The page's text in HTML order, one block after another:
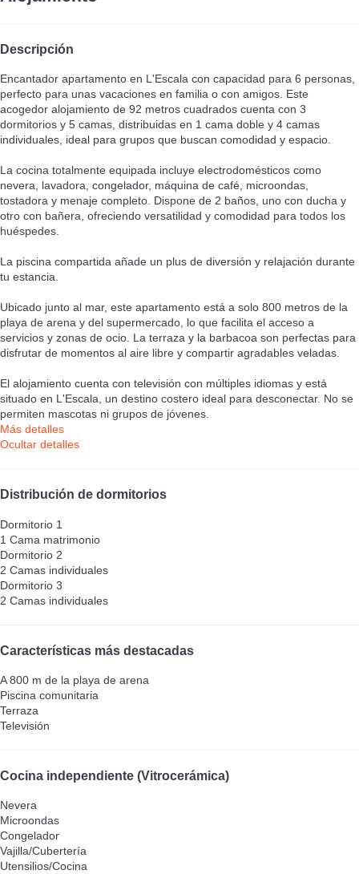
Descripción
Encantador apartamento en L'Escala con capacidad para 6 personas,
perfecto para unas vacaciones en familia o con amigos. Este
acogedor alojamiento de 92 metros cuadrados cuenta con 3
dormitorios y 5 camas, distribuidas en 1 cama doble y 4 camas
individuales, ideal para grupos que buscan comodidad y espacio.
La cocina totalmente equipada incluye electrodomésticos como
nevera, lavadora, congelador, máquina de café, microondas,
tostadora y menaje completo. Dispone de 2 baños, uno con ducha y
otro con bañera, ofreciendo versatilidad y comodidad para todos los
huéspedes.
La piscina compartida añade un plus de diversión y relajación durante
tu estancia.
Ubicado junto al mar, este apartamento está a solo 800 metros de la
playa de arena y del supermercado, lo que facilita el acceso a
servicios y zonas de ocio. La terraza y la barbacoa son perfectas para
disfrutar de momentos al aire libre y compartir agradables veladas.
El alojamiento cuenta con televisión con múltiples idiomas y está
situado en L'Escala, un destino costero ideal para desconectar. No se
permiten mascotas ni grupos de jóvenes.
Más detalles
Ocultar detalles
Distribución de dormitorios
Dormitorio 1
1 Cama matrimonio
Dormitorio 2
2 Camas individuales
Dormitorio 3
2 Camas individuales
Características más destacadas
A 800 m de la playa de arena
Piscina comunitaria
Terraza
Televisión
Cocina independiente (Vitrocerámica)
Nevera
Microondas
Congelador
Vajilla/Cubertería
Utensilios/Cocina